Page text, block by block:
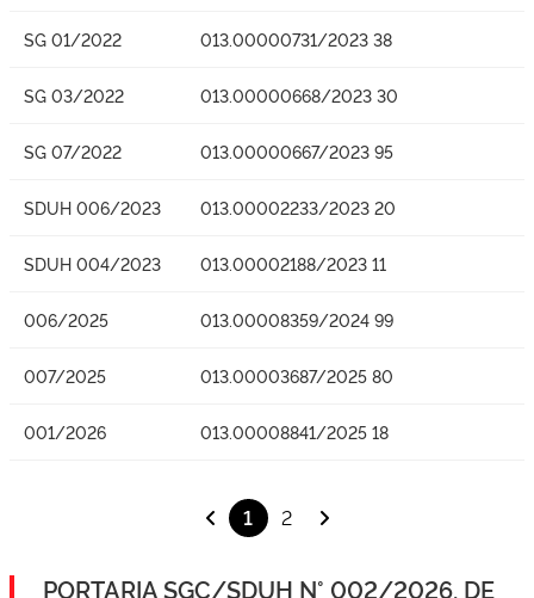
SG 01/2022 013.00000731/2023 38
SG 03/2022 013.00000668/2023 30
SG 07/2022 013.00000667/2023 95
SDUH 006/2023 013.00002233/2023 20
SDUH 004/2023 013.00002188/2023 11
006/2025 013.00008359/2024 99
007/2025 013.00003687/2025 80
001/2026 013.00008841/2025 18
1 2
PORTARIA SGC/SDUH N° 002/2026, DE